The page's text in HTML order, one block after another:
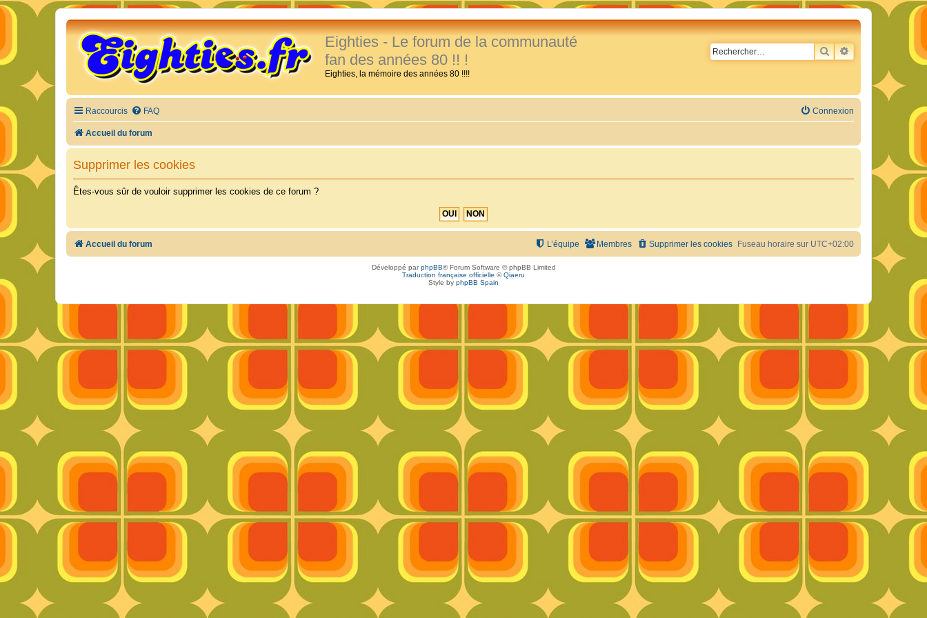
Eighties - Le forum de la communauté
fan des années 80 !! !
Eighties, la mémoire des années 80 !!!!
RECHERCHER
RECHERCHE
Raccourcis FAQ Connexion
Accueil du forum
Supprimer les cookies
Êtes-vous sûr de vouloir supprimer les cookies de ce forum ?
Accueil du forum Fuseau horaire sur UTC+02:00
Supprimer les cookies
Membres
L’équipe
Développé parphpBB® Forum Software © phpBB Limited
Traduction française officielle ©Qiaeru
Style by phpBB Spain